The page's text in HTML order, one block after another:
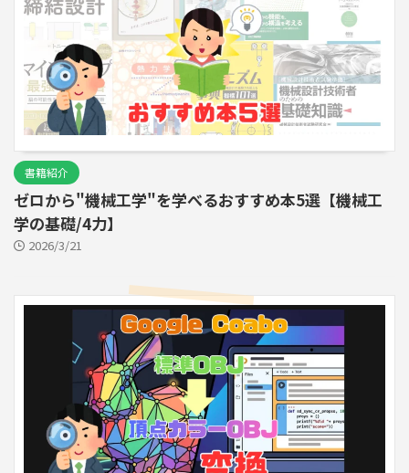
書籍紹介
ゼロから"機械工学"を学べるおすすめ本5選【機械工
学の基礎/4力】
2026/3/21